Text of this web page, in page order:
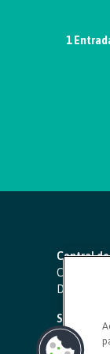
1
Central
Capitais e
Demais
SAC 24
Ouvidoria